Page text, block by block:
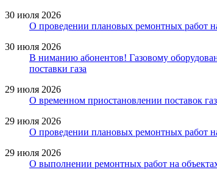
30 июля 2026
О проведении плановых ремонтных работ
30 июля 2026
В ниманию абонентов! Газовому
поставки газа
29 июля 2026
О временном приостановлении поставок
29 июля 2026
О проведении плановых ремонтных работ
29 июля 2026
О выполнении ремонтных работ на